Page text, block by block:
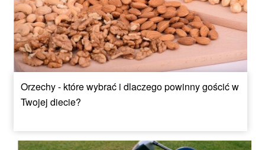
Orzechy - które wybrać i dlaczego powinny gościć w
Twojej diecie?